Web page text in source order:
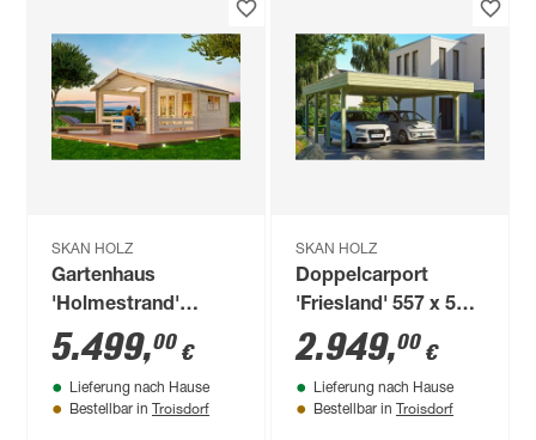
SKAN HOLZ
Gartenhaus
'Holmestrand'
fichtefarben 380 x
610 cm
5.499,00 €
Lieferung nach Hause
Bestellbar in Troisdorf
SKAN HOLZ
Doppelcarport
'Friesland' 557 x 555
cm KDI imprägniert
2.949,00 €
Lieferung nach Hause
Bestellbar in Troisdorf